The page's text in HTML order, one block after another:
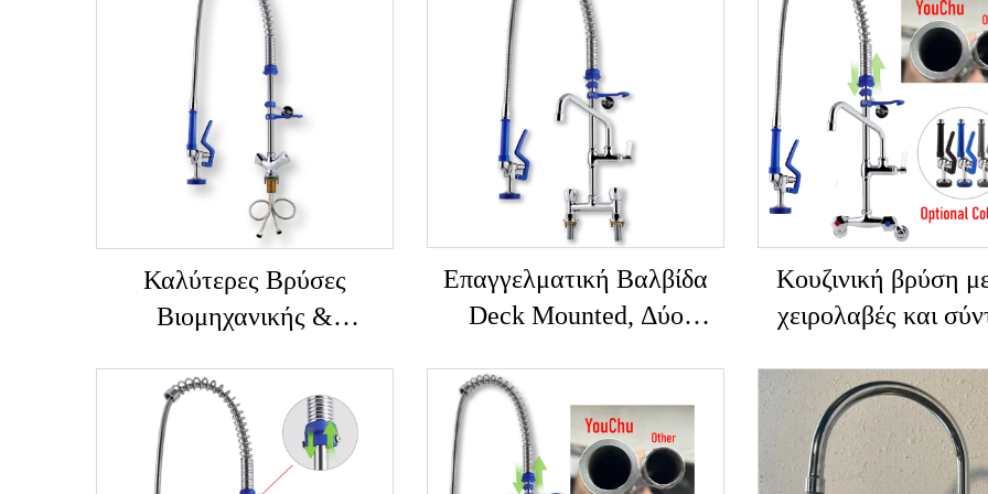
Καλύτερες Βρύσες
Βιομηχανικής &
SUS304+Ορείχαλκος,
Κλασικής Σχεδίασης
Βρύση Κουζίνας με
Επαγγελματική Βαλβίδα
Deck Mounted, Δύο
Αποσυρόμενη Προ-
Ξέβγαλση, για Κουζίνα,
Εύκολη Εγκατάσταση,
Κουζινική βρύση
χειρολαβές και
επαναφορά,
τοποθετούμενη σε
εύκολη